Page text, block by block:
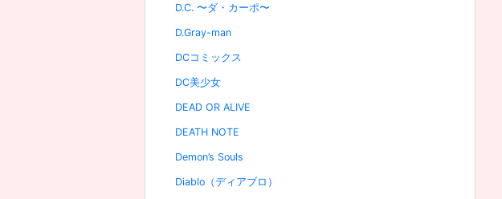
D.C. 〜ダ・カーポ〜
D.Gray-man
DCコミックス
DC美少女
DEAD OR ALIVE
DEATH NOTE
Demon’s Souls
Diablo（ディアブロ）